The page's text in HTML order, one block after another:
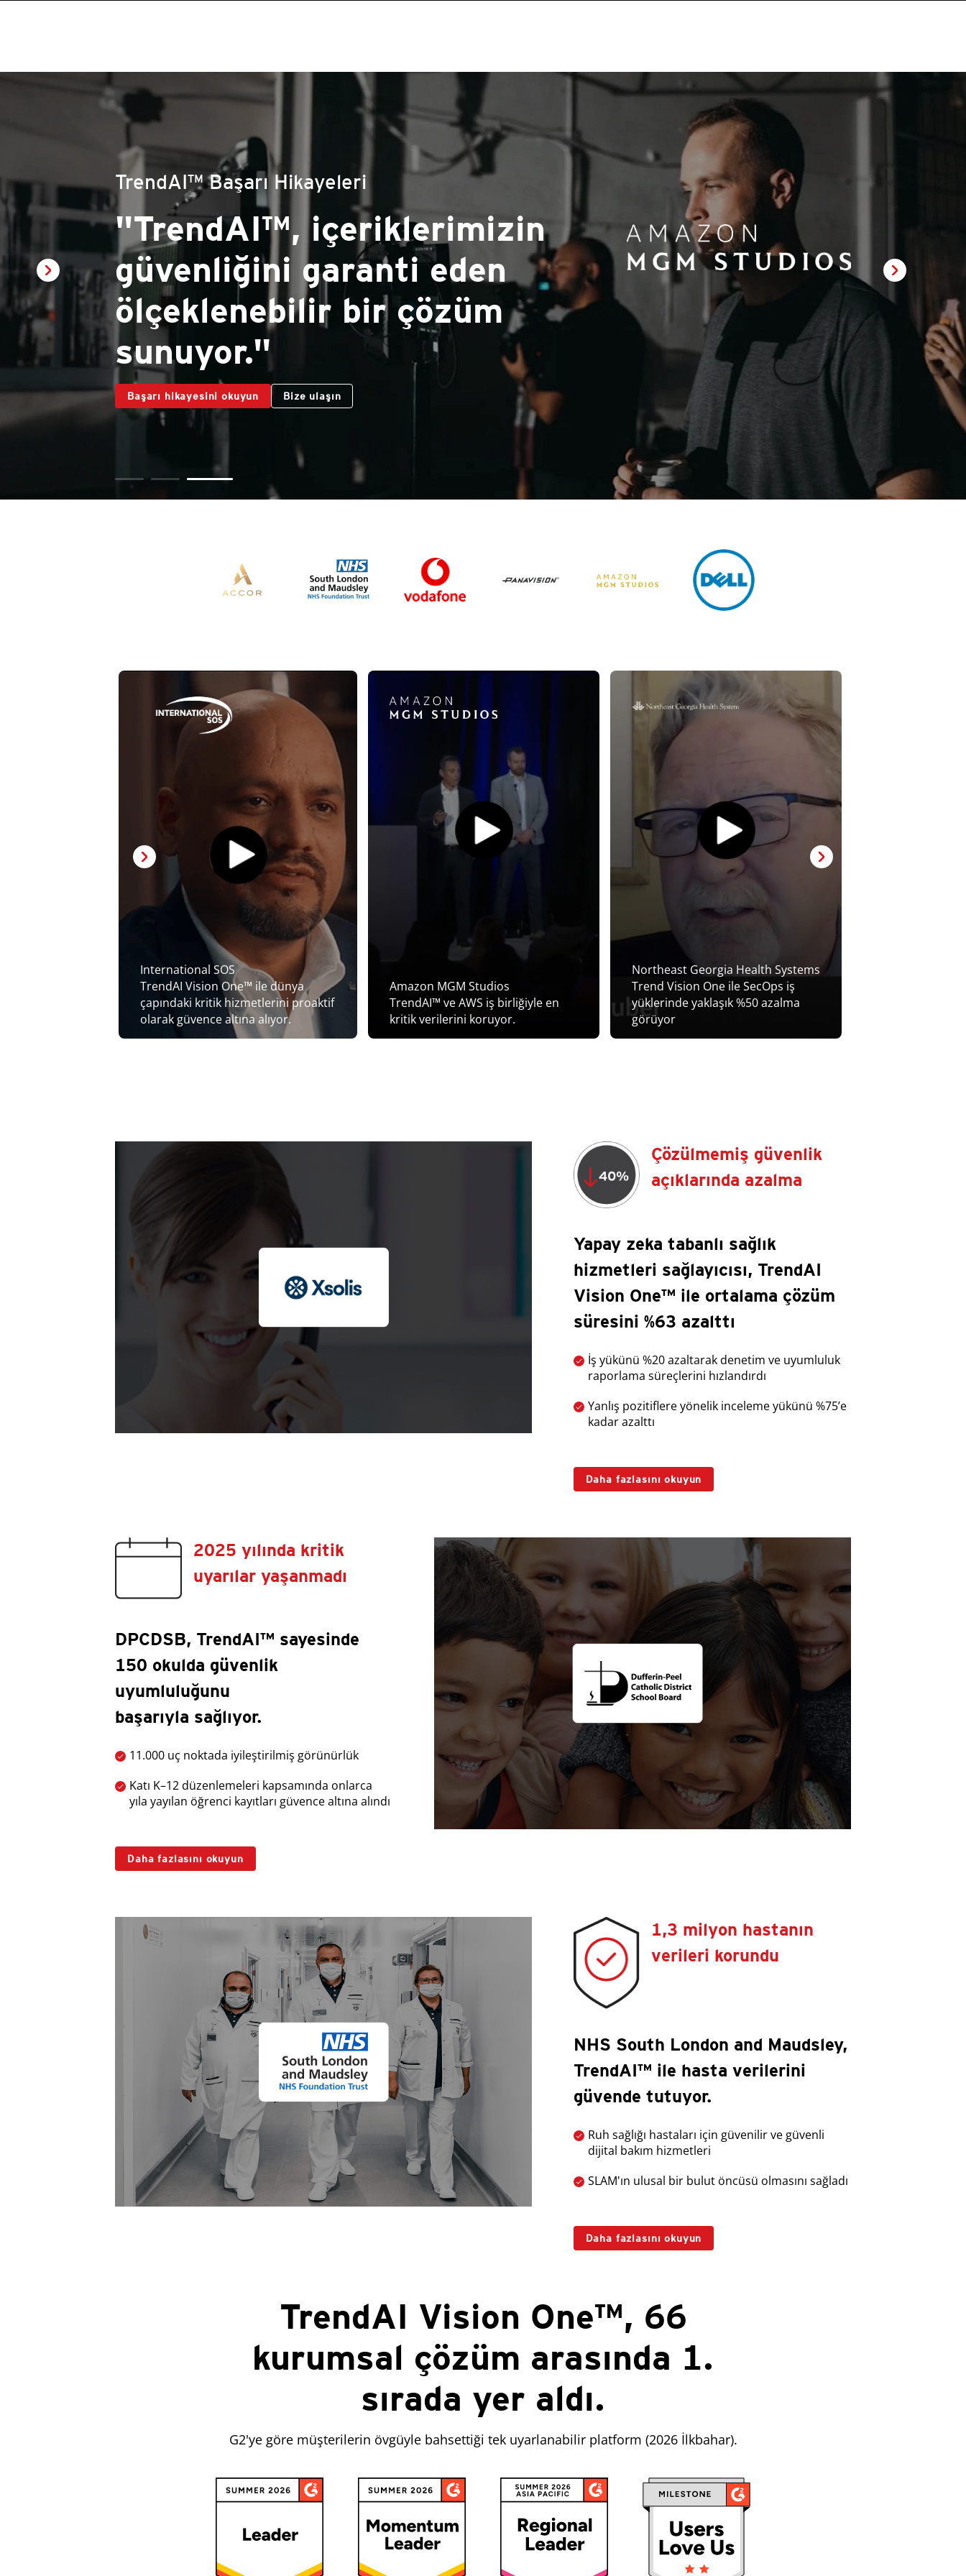
TrendAI™ Başarı Hikayeleri
Etkili ve yenilikçi araçların,
güçlü bir iş ortaklığıyla
birleşmesiyle ilgili...
Başarı hikayesini okuyun
International SOS
TrendAI Vision One™ ile dünya
çapındaki kritik hizmetlerini proaktif
olarak güvence altına alıyor.
Amazon MGM Studios
TrendAI™ ve AWS iş birliğiyle en
kritik verilerini koruyor.
Northeast Georgia Health Systems
Trend Vision One ile SecOps iş
yüklerinde yaklaşık %50 azalma
görüyor
Çözülmemiş güvenlik
açıklarında azalma
Yapay zeka tabanlı sağlık
hizmetleri sağlayıcısı, TrendAI
Vision One™ ile ortalama çözüm
süresini %63 azalttı
İş yükünü %20 azaltarak denetim ve uyumluluk
raporlama süreçlerini hızlandırdı
Yanlış pozitiflere yönelik inceleme yükünü %75’e
kadar azalttı
Daha fazlasını okuyun
2025 yılında kritik
uyarılar yaşanmadı
DPCDSB, TrendAI™ sayesinde
150 okulda güvenlik
uyumluluğunu
başarıyla sağlıyor.
11.000 uç noktada iyileştirilmiş görünürlük
Katı K–12 düzenlemeleri kapsamında onlarca
yıla yayılan öğrenci kayıtları güvence altına alındı
Daha fazlasını okuyun
1,3 milyon hastanın
verileri korundu
NHS South London and Maudsley,
TrendAI™ ile hasta verilerini
güvende tutuyor.
Ruh sağlığı hastaları için güvenilir ve güvenli
dijital bakım hizmetleri
SLAM'ın ulusal bir bulut öncüsü olmasını sağladı
Daha fazlasını okuyun
TrendAI Vision One™, 66
kurumsal çözüm arasında 1.
sırada yer aldı.
G2'ye göre müşterilerin övgüyle bahsettiği tek uyarlanabilir platform (2026 İlkbahar).